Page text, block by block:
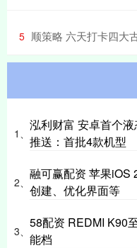
5 顺策略 六天打卡四大
1、
泓利财富 安卓首个
推送：首批4款机型
2、
融可赢配资 苹果iOS
创建、优化界面等
3、
58配资 REDMI K90
能档